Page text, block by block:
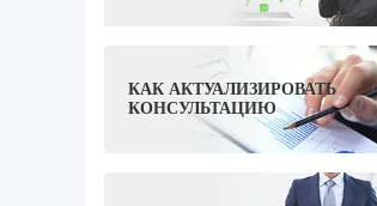
КАК АКТУАЛИЗИРОВАТЬ
КОНСУЛЬТАЦИЮ